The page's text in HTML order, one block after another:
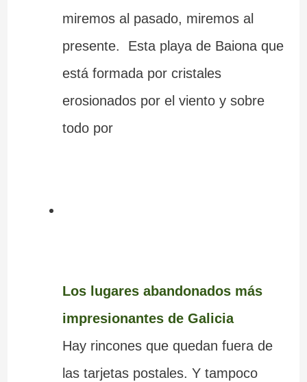
miremos al pasado, miremos al
presente. Esta playa de Baiona que
está formada por cristales
erosionados por el viento y sobre
todo por
Los lugares abandonados más
impresionantes de Galicia
Hay rincones que quedan fuera de
las tarjetas postales. Y tampoco